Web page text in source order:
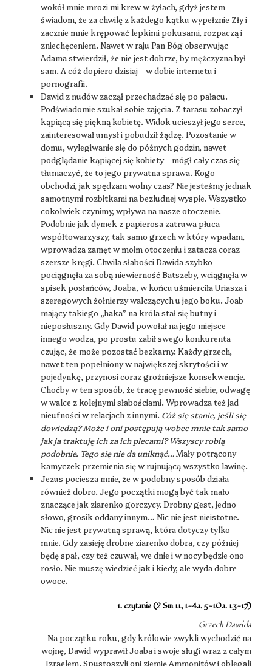
wokół mnie mrozi mi krew w żyłach, gdyż jestem
świadom, że za chwilę z każdego kątku wypełznie Zły i
zacznie mnie krępować lepkimi pokusami, rozpaczą i
zniechęceniem. Nawet w raju Pan Bóg obserwując
Adama stwierdził, że nie jest dobrze, by mężczyzna był
sam. A cóż dopiero dzisiaj – w dobie internetu i
pornografii.
Dawid z nudów zaczął przechadzać się po pałacu.
Podświadomie szukał sobie zajęcia. Z tarasu zobaczył
kąpiącą się piękną kobietę. Widok ucieszył jego serce,
zainteresował umysł i pobudził żądzę. Pozostanie w
domu, wylegiwanie się do późnych godzin, nawet
podglądanie kąpiącej się kobiety – mógł cały czas się
tłumaczyć, że to jego prywatna sprawa. Kogo
obchodzi, jak spędzam wolny czas? Nie jesteśmy jednak
samotnymi rozbitkami na bezludnej wyspie. Wszystko
cokolwiek czynimy, wpływa na nasze otoczenie.
Podobnie jak dymek z papierosa zatruwa płuca
współtowarzyszy, tak samo grzech w który wpadam,
wprowadza zamęt w moim otoczeniu i zatacza coraz
szersze kręgi. Chwila słabości Dawida szybko
pociągnęła za sobą niewierność Batszeby, wciągnęła w
spisek posłańców, Joaba, w końcu uśmierciła Uriasza i
szeregowych żołnierzy walczących u jego boku. Joab
mający takiego „haka” na króla stał się butny i
nieposłuszny. Gdy Dawid powołał na jego miejsce
innego wodza, po prostu zabił swego konkurenta
czując, że może pozostać bezkarny. Każdy grzech,
nawet ten popełniony w największej skrytości i w
pojedynkę, przynosi coraz groźniejsze konsekwencje.
Choćby w ten sposób, że tracę pewność siebie, odwagę
w walce z kolejnymi słabościami. Wprowadza też jad
nieufności w relacjach z innymi. Cóż się stanie, jeśli się
dowiedzą? Może i oni postępują wobec mnie tak samo
jak ja traktuję ich za ich plecami? Wszyscy robią
podobnie. Tego się nie da uniknąć… Mały potrącony
kamyczek przemienia się w rujnującą wszystko lawinę.
Jezus pociesza mnie, że w podobny sposób działa
również dobro. Jego początki mogą być tak mało
znaczące jak ziarenko gorczycy. Drobny gest, jedno
słowo, grosik oddany innym… Nic nie jest nieistotne.
Nic nie jest prywatną sprawą, która dotyczy tylko
mnie. Gdy zasieję drobne ziarenko dobra, czy później
będę spał, czy też czuwał, we dnie i w nocy będzie ono
rosło. Nie muszę wiedzieć jak i kiedy, ale wyda dobre
owoce.
1. czytanie (2 Sm 11, 1-4a. 5-10a. 13-17)
Grzech Dawida
Na początku roku, gdy królowie zwykli wychodzić na
wojnę, Dawid wyprawił Joaba i swoje sługi wraz z całym
Izraelem. Spustoszyli oni ziemię Ammonitów i oblegali